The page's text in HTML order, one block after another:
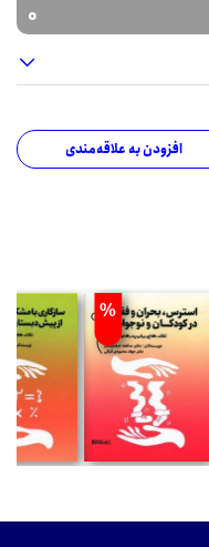
0
افزودن به علاقه‌مندی
%